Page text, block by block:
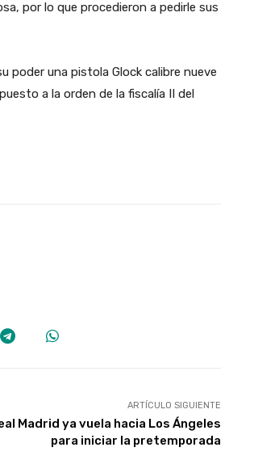
por lo que procedieron a pedirle sus
poder una pistola Glock calibre nueve
a la orden de la fiscalía II del
ARTÍCULO SIGUIENTE
Madrid ya vuela hacia Los Ángeles
para iniciar la pretemporada